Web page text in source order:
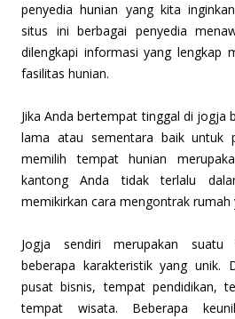
penyedia hunian yang kita
situs ini berbagai penyedia
dilengkapi informasi yang lengkap
fasilitas hunian.
Jika Anda bertempat tinggal di jogja
lama atau sementara baik untuk
memilih tempat hunian
kantong Anda tidak terlalu
memikirkan cara mengontrak rumah
Jogja sendiri merupakan suatu
beberapa karakteristik yang unik.
pusat bisnis, tempat pendidikan,
tempat wisata. Beberapa